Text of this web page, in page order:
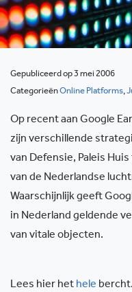
Gepubliceerd op 3 mei 2006
CategorieënOnline Platforms,
Op recent aan Google
zijn verschillende
van Defensie, Paleis
van de Nederlandse
Waarschijnlijk geeft
in Nederland geldende
van vitale objecten.
Lees hier het hele bercht.